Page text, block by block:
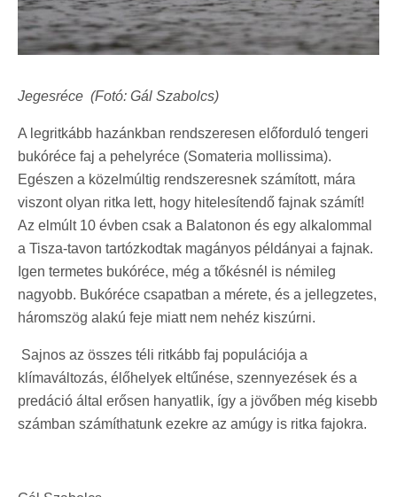
Jegesréce (Fotó: Gál Szabolcs)
A legritkább hazánkban rendszeresen előforduló tengeri
bukóréce faj a pehelyréce (Somateria mollissima).
Egészen a közelmúltig rendszeresnek számított, mára
viszont olyan ritka lett, hogy hitelesítendő fajnak számít!
Az elmúlt 10 évben csak a Balatonon és egy alkalommal
a Tisza-tavon tartózkodtak magányos példányai a fajnak.
Igen termetes bukóréce, még a tőkésnél is némileg
nagyobb. Bukóréce csapatban a mérete, és a jellegzetes,
háromszög alakú feje miatt nem nehéz kiszúrni.
Sajnos az összes téli ritkább faj populációja a
klímaváltozás, élőhelyek eltűnése, szennyezések és a
predáció által erősen hanyatlik, így a jövőben még kisebb
számban számíthatunk ezekre az amúgy is ritka fajokra.